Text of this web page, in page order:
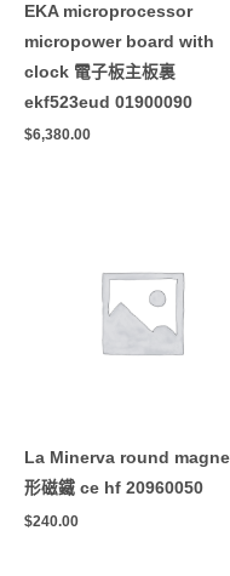
EKA microprocessor
micropower board with
clock 電子板主板裏
ekf523eud 01900090
$6,380.00
La Minerva round
形磁鐵 ce hf 20960050
$240.00